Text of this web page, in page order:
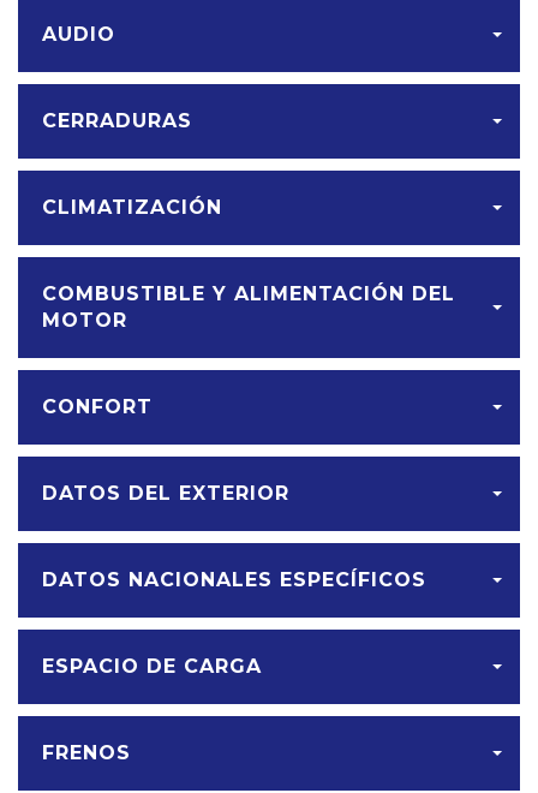
AUDIO
CERRADURAS
CLIMATIZACIÓN
COMBUSTIBLE Y ALIMENTACIÓN DEL
MOTOR
CONFORT
DATOS DEL EXTERIOR
DATOS NACIONALES ESPECÍFICOS
ESPACIO DE CARGA
FRENOS